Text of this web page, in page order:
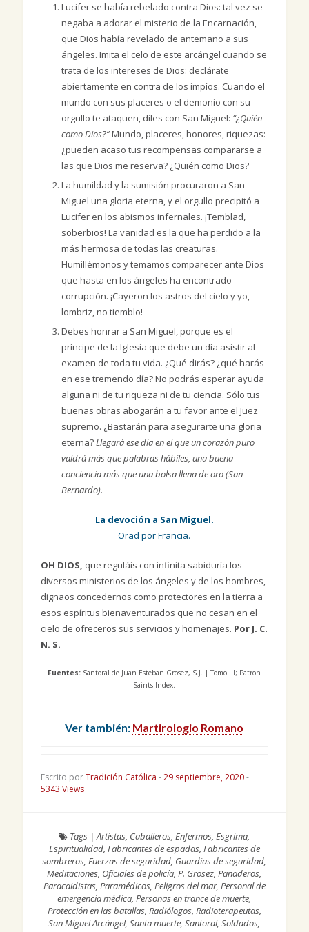
Lucifer se había rebelado contra Dios: tal vez se
negaba a adorar el misterio de la Encarnación,
que Dios había revelado de antemano a sus
ángeles. Imita el celo de este arcángel cuando se
trata de los intereses de Dios: declárate
abiertamente en contra de los impíos. Cuando el
mundo con sus placeres o el demonio con su
orgullo te ataquen, diles con San Miguel: “¿Quién
como Dios?”Mundo, placeres, honores, riquezas:
¿pueden acaso tus recompensas compararse a
las que Dios me reserva? ¿Quién como Dios?
La humildad y la sumisión procuraron a San
Miguel una gloria eterna, y el orgullo precipitó a
Lucifer en los abismos infernales. ¡Temblad,
soberbios! La vanidad es la que ha perdido a la
más hermosa de todas las creaturas.
Humillémonos y temamos comparecer ante Dios
que hasta en los ángeles ha encontrado
corrupción. ¡Cayeron los astros del cielo y yo,
lombriz, no tiemblo!
Debes honrar a San Miguel, porque es el
príncipe de la Iglesia que debe un día asistir al
examen de toda tu vida. ¿Qué dirás? ¿qué harás
en ese tremendo día? No podrás esperar ayuda
alguna ni de tu riqueza ni de tu ciencia. Sólo tus
buenas obras abogarán a tu favor ante el Juez
supremo. ¿Bastarán para asegurarte una gloria
eterna?Llegará ese día en el que un corazón puro
valdrá más que palabras hábiles, una buena
conciencia más que una bolsa llena de oro (San
Bernardo).
La devoción a San Miguel.
Orad por Francia.
OH DIOS, que reguláis con infinita sabiduría los
diversos ministerios de los ángeles y de los hombres,
dignaos concedernos como protectores en la tierra a
esos espíritus bienaventurados que no cesan en el
cielo de ofreceros sus servicios y homenajes. Por J. C.
N. S.
Fuentes: Santoral de Juan Esteban Grosez, S.J. | Tomo III; Patron
Saints Index.
Ver también: Martirologio Romano
Escrito porTradición Católica -29 septiembre, 2020-
5343 Views
Tags |Artistas, Caballeros,Enfermos,Esgrima,
Espiritualidad, Fabricantes de espadas, Fabricantes de
sombreros,Fuerzas de seguridad, Guardias de seguridad,
Meditaciones, Oficiales de policía,P. Grosez,Panaderos,
Paracaidistas, Paramédicos, Peligros del mar, Personal de
emergencia médica,Personas en trance de muerte,
Protección en las batallas, Radiólogos, Radioterapeutas,
San Miguel Arcángel,Santa muerte,Santoral,Soldados,